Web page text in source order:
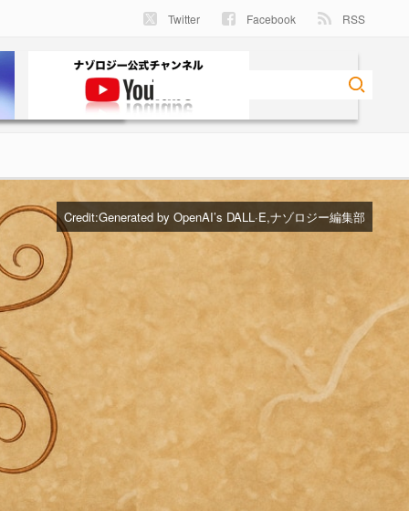
Twitter Facebook RSS
Credit:Generated by OpenAI’s DALL·E,ナゾロジー編集部